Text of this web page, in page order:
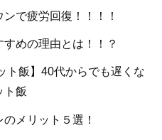
で疲労回復！！！！
めの理由とは！！？
飯】40代からでも遅くな
ト飯
メリット５選！